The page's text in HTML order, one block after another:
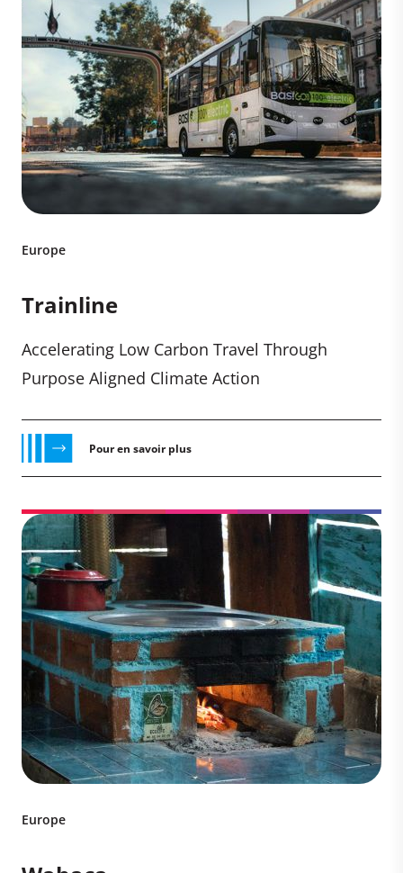
Europe
Trainline
Accelerating Low Carbon Travel Through
Purpose Aligned Climate Action
Pour en savoir plus
Europe